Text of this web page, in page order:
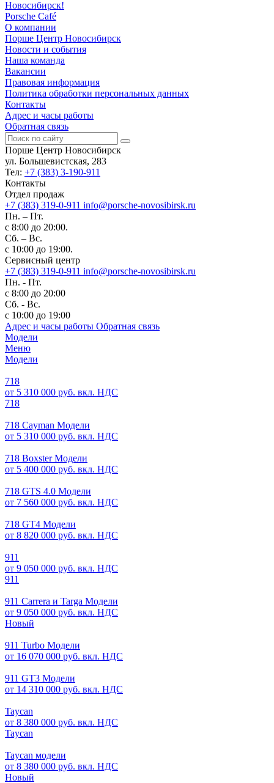
Новосибирск!
Porsche Café
О компании
Порше Центр Новосибирск
Новости и события
Наша команда
Вакансии
Правовая информация
Политика обработки персональных данных
Контакты
Адрес и часы работы
Обратная связь
Порше Центр Новосибирск
ул. Большевистская, 283
Тел: +7 (383) 3-190-911
Контакты
Отдел продаж
+7 (383) 319-0-911 info@porsche-novosibirsk.ru
Пн. – Пт.
с 8:00 до 20:00.
Сб. – Вс.
с 10:00 до 19:00.
Сервисный центр
+7 (383) 319-0-911 info@porsche-novosibirsk.ru
Пн. - Пт.
с 8:00 до 20:00
Сб. - Вс.
с 10:00 до 19:00
Адрес и часы работы Обратная связь
Модели
Меню
Модели
718
от 5 310 000 руб. вкл. НДС
718
718 Cayman Модели
от 5 310 000 руб. вкл. НДС
718 Boxster Модели
от 5 400 000 руб. вкл. НДС
718 GTS 4.0 Модели
от 7 560 000 руб. вкл. НДС
718 GT4 Модели
от 8 820 000 руб. вкл. НДС
911
от 9 050 000 руб. вкл. НДС
911
911 Carrera и Targa Модели
от 9 050 000 руб. вкл. НДС
Новый
911 Turbo Модели
от 16 070 000 руб. вкл. НДС
911 GT3 Модели
от 14 310 000 руб. вкл. НДС
Taycan
от 8 380 000 руб. вкл. НДС
Taycan
Taycan модели
от 8 380 000 руб. вкл. НДС
Новый